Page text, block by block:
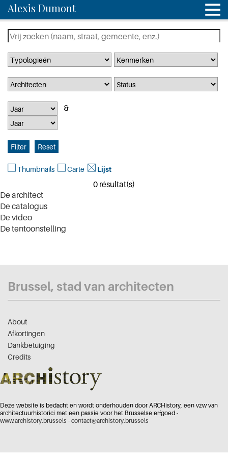
Alexis Dumont
Thumbnails Carte Lijst
0 résultat(s)
De architect
De catalogus
De video
De tentoonstelling
Brussel, stad van architecten
About
Afkortingen
Dankbetuiging
Credits
Deze website is bedacht en wordt onderhouden door ARCHistory, een vzw van
architectuurhistorici met een passie voor het Brusselse erfgoed -
www.archistory.brussels - contact@archistory.brussels